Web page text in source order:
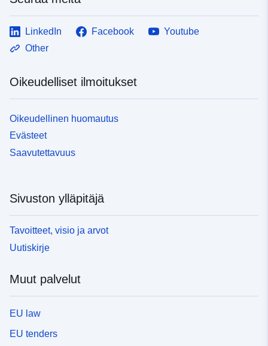
LinkedIn Facebook
Youtube
Other
Oikeudelliset ilmoitukset
Oikeudellinen huomautus
Evästeet
Saavutettavuus
Sivuston ylläpitäjä
Tavoitteet, visio ja arvot
Uutiskirje
Muut palvelut
EU law
EU tenders